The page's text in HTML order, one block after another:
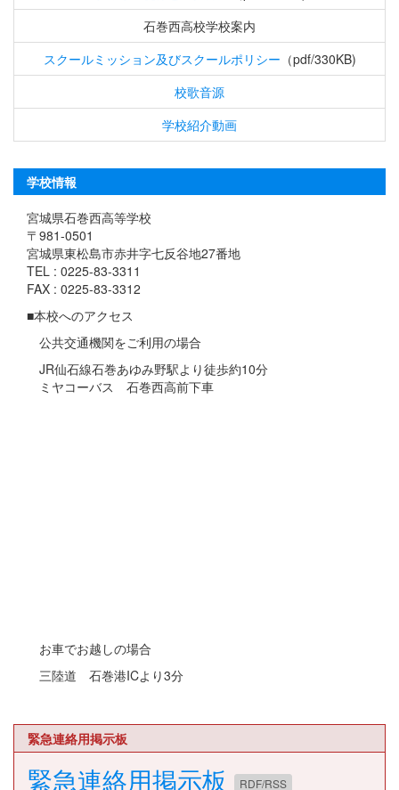
石巻西高校学校案内
スクールミッション及びスクールポリシー （pdf/330KB)
校歌音源
学校紹介動画
学校情報
宮城県石巻西高等学校
〒981-0501
宮城県東松島市赤井字七反谷地27番地
TEL : 0225-83-3311
FAX : 0225-83-3312
■本校へのアクセス
公共交通機関をご利用の場合
JR仙石線石巻あゆみ野駅より徒歩約10分
ミヤコーバス 石巻西高前下車
お車でお越しの場合
三陸道 石巻港ICより3分
緊急連絡用掲示板
緊急連絡用掲示板 RDF/RSS